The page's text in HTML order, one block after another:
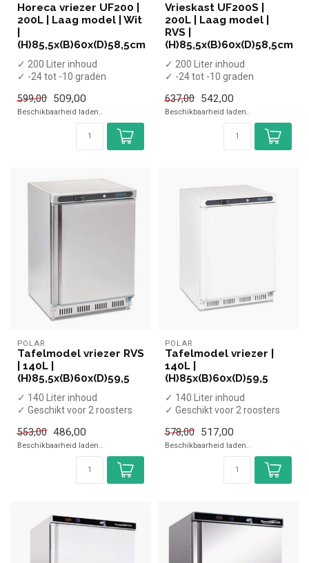
Horeca vriezer UF200 |
200L | Laag model | Wit
(H)85,5x(B)60x(D)58,5cm
✓ 200 Liter inhoud
✓ -24 tot -10 graden
✓ Breedte 60 cm, diepte 58...
599,00 509,00
Beschikbaarheid laden..
Vrieskast UF200S |
200L | Laag model |
RVS |
(H)85,5x(B)60x(D)58,5cm
✓ 200 Liter inhoud
✓ -24 tot -10 graden
✓ Breedte 60 cm, diepte 58...
637,00 542,00
Beschikbaarheid laden..
POLAR
Tafelmodel vriezer RVS
| 140L |
(H)85,5x(B)60x(D)59,5
✓ 140 Liter inhoud
✓ Geschikt voor 2 roosters
✓ Statisch...
553,00 486,00
Beschikbaarheid laden..
POLAR
Tafelmodel vriezer |
140L |
(H)85x(B)60x(D)59,5
✓ 140 Liter inhoud
✓ Geschikt voor 2 roosters
✓ Statisch...
578,00 517,00
Beschikbaarheid laden..